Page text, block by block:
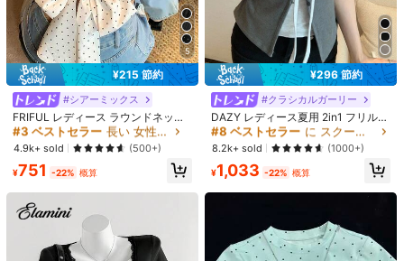
1/12
¥1,032 -23% ¥1,348 残り3日
メンズ カジュアル スポーティ アウトドア ブラックTシャツ エイリ
アン＆UFOグラフィックプリント
サイズ
XS
XXXL
5
¥215 節約
#シアーミックス
FRIFUL レディース ラウンドネック
バックポルカドット柄 ファブリック
切り替え リボンストラップ装飾 透か
しデザイン セクシー スウィート Tシ
ャツ
#3 ベストセラー
売り切れ間近！
#3 ベストセラー 長い 女性用Tシャツ
売り切れ間近！
#3 ベストセラー 長い 女性用Tシャツ
売り切れ間近！
#3 ベストセラー
売り切れ間近！
4.9k+ sold (500+)
¥751 -22% 概算
¥296 節約
#クラシカルガーリー
DAZY レディース夏用 2in1 フリル
ちょう結び 半袖Tシャツ
#8 ベストセラー に スクープネック 女性用トップス、ブラウス、Tシャツ
売り切れ間近！
#8 ベストセラー に スクープネック 女性用トップス、ブラウス、Tシャツ
売り切れ間近！
#8 ベストセラー に スクープネック 女性用トップス、ブラウス、Tシャツ
売り切れ間近！
#8 ベストセラー
売り切れ間近！
8.2k+ sold (1000+)
¥1,033 -22% 概算